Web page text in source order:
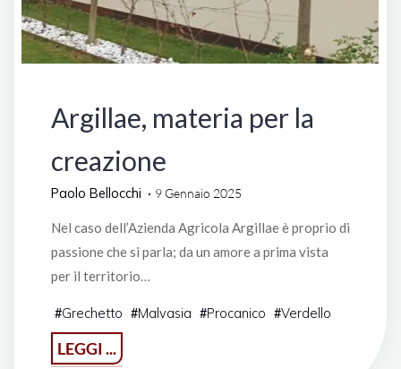
Argillae, materia per la
creazione
Paolo Bellocchi 9 Gennaio 2025
Nel caso dell’Azienda Agricola Argillae è proprio di
passione che si parla; da un amore a prima vista
per il territorio…
#Grechetto #Malvasia #Procanico #Verdello
LEGGI ...